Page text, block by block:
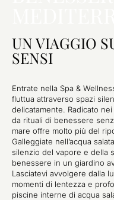
UN VIAGGIO
SENSI
Entrate nella Spa &
fluttua attraverso spazi
delicatamente. Radicato
da rituali di benessere
mare offre molto più del
Galleggiate nell’acqua
silenzio del vapore e della
benessere in un giardino
Lasciatevi avvolgere dalla
momenti di lentezza e
piscine interne di acqua